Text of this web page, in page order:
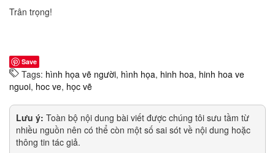
Trân trọng!
Save
Tags: hình họa vẽ người, hình họa, hinh hoa, hinh hoa ve
nguoi, hoc ve, học vẽ
Lưu ý: Toàn bộ nội dung bài viết được chúng tôi sưu tầm từ
nhiều nguồn nên có thể còn một số sai sót về nội dung hoặc
thông tin tác giả.